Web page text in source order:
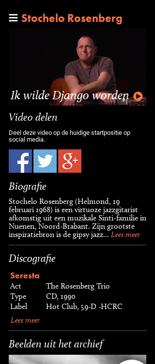
Stochelo Rosenberg
Ik wilde Django worden
Video delen
Deel deze video op de huidige startpositie op
social media.
Biografie
Stochelo Rosenberg (Helmond, 19
februari 1968) is een virtuoze jazzgitarist
afkomstig uit een muzikale Sinti-familie in
Nuenen, Noord-Brabant. Zijn grootste
inspiratiebron is de gipsy jazz... Lees meer
Discografie
Seresta
Act
The Rosenberg Trio
Type
CD, 1990
Label
Hot Club, 59-D -HCRC
Lees meer
Beelden uit het archief